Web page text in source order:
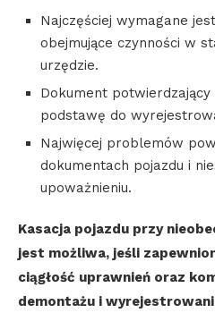
Najczęściej wymagane
obejmujące czynności w
urzędzie.
Dokument
podstawę do
Najwięcej problemów
dokumentach pojazdu i
upoważnieniu.
Kasacja pojazdu przy
jest możliwa, jeśli
ciągłość uprawnień oraz
demontażu i